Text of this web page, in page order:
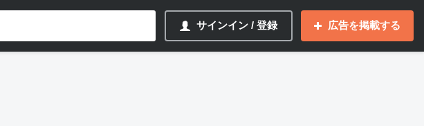
サインイン / 登録 広告を掲載する